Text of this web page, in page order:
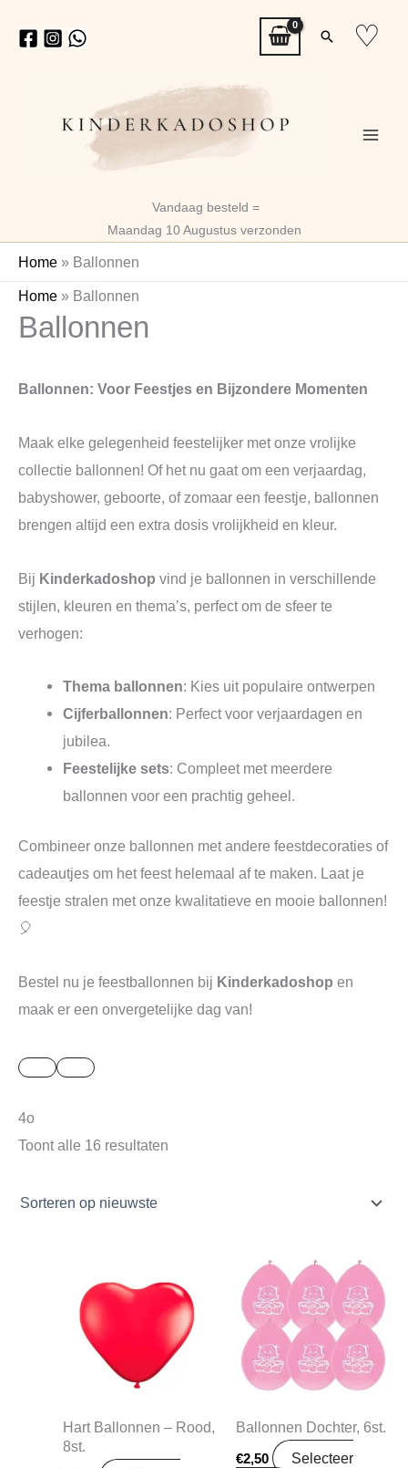
naar
Zoeken
♡
Vandaag besteld =
Maandag 10 Augustus verzonden
Home » Ballonnen
Home » Ballonnen
Ballonnen
Ballonnen: Voor Feestjes en Bijzondere Momenten
Maak elke gelegenheid feestelijker met onze vrolijke
collectie ballonnen! Of het nu gaat om een verjaardag,
babyshower, geboorte, of zomaar een feestje, ballonnen
brengen altijd een extra dosis vrolijkheid en kleur.
Bij Kinderkadoshop vind je ballonnen in verschillende
stijlen, kleuren en thema’s, perfect om de sfeer te
verhogen:
Thema ballonnen: Kies uit populaire ontwerpen
Cijferballonnen: Perfect voor verjaardagen en
jubilea.
Feestelijke sets: Compleet met meerdere
ballonnen voor een prachtig geheel.
Combineer onze ballonnen met andere feestdecoraties of
cadeautjes om het feest helemaal af te maken. Laat je
feestje stralen met onze kwalitatieve en mooie ballonnen!
🎈
Bestel nu je feestballonnen bij Kinderkadoshop en
maak er een onvergetelijke dag van!
4o
Toont alle 16 resultaten
Hart Ballonnen – Rood,
8st.
Ballonnen Dochter, 6st.
€2,50
Selecteer